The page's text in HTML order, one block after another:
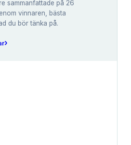
sammanfattade på 26
vinnaren, bästa
du bör tänka på.
›